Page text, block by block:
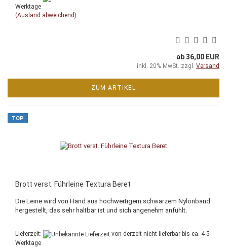
Werktage
(Ausland abweichend)
ab 36,00 EUR
inkl. 20% MwSt. zzgl. Versand
ZUM ARTIKEL
TOP
Brott verst. Führleine Textura Beret
Die Leine wird von Hand aus hochwertigem schwarzem Nylonband
hergestellt, das sehr haltbar ist und sich angenehm anfühlt.
Lieferzeit:
von derzeit nicht lieferbar bis ca. 4-5
Werktage